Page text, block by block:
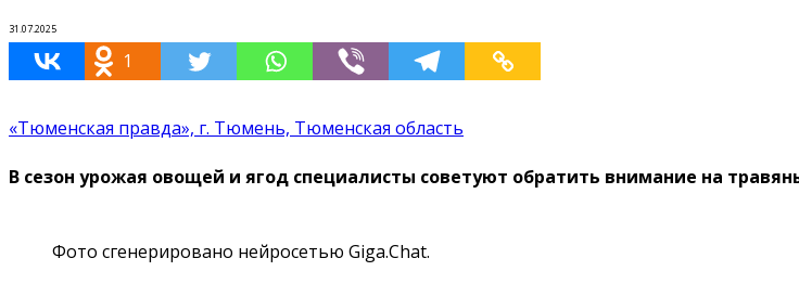
31.07.2025
1
«Тюменская правда», г. Тюмень, Тюменская область
В сезон урожая овощей и ягод специалисты советуют обратить внимание на
Фото сгенерировано нейросетью Giga.Chat.